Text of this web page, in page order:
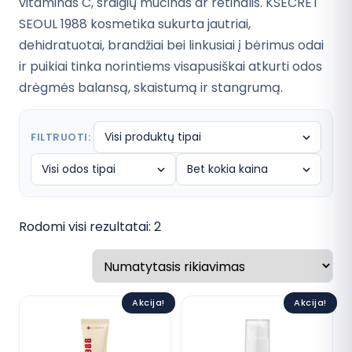
Kontaktai
Apsipirkti
SEOUL 1988 kosmetika sukurta jautriai,
dehidratuotai, brandžiai bei linkusiai į bėrimus odai
ir puikiai tinka norintiems visapusiškai atkurti odos
drėgmės balansą, skaistumą ir stangrumą.
FILTRUOTI:
Rodomi visi rezultatai: 2
Akcija! Akcija!